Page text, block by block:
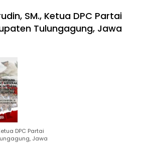
SM., Ketua DPC Partai
Tulungagung, Jawa
DPC Partai
Jawa